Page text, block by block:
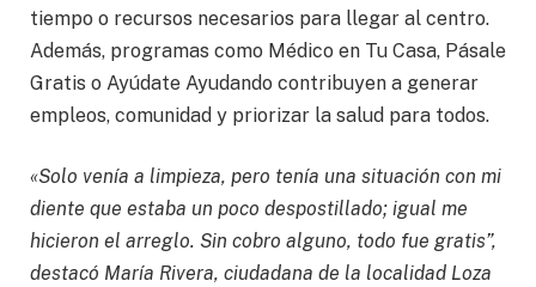
tiempo o recursos necesarios para llegar al centro.
Además, programas como Médico en Tu Casa, Pásale
Gratis o Ayúdate Ayudando contribuyen a generar
empleos, comunidad y priorizar la salud para todos.
«Solo venía a limpieza, pero tenía una situación con mi
diente que estaba un poco despostillado; igual me
hicieron el arreglo. Sin cobro alguno, todo fue gratis”,
destacó María Rivera, ciudadana de la localidad Loza